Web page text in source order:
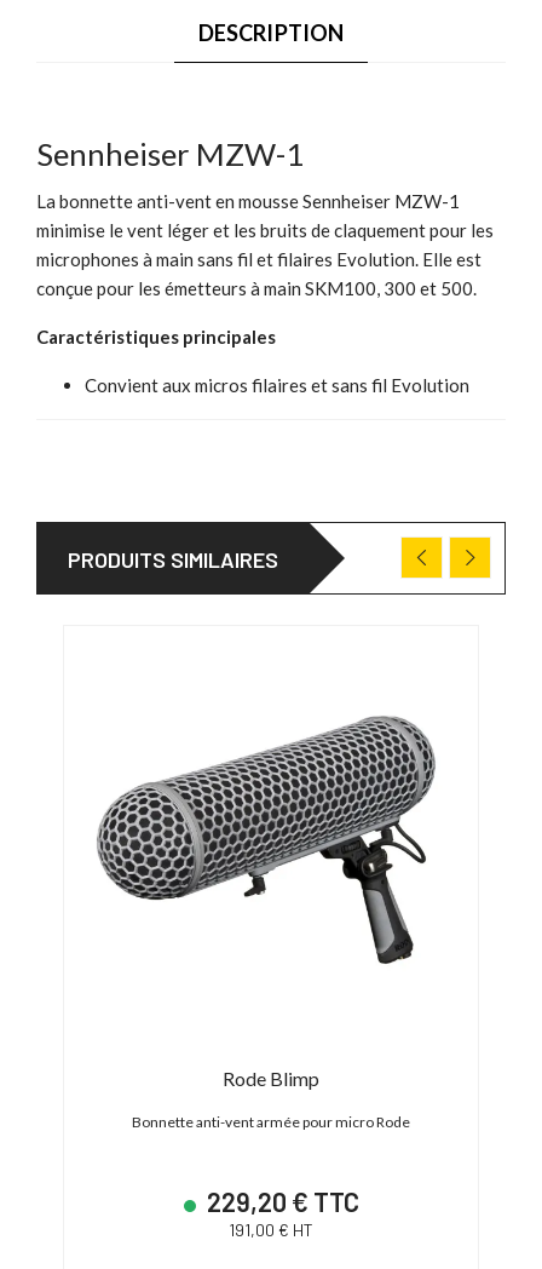
DESCRIPTION
Sennheiser MZW-1
La bonnette anti-vent en mousse Sennheiser MZW-1
minimise le vent léger et les bruits de claquement pour les
microphones à main sans fil et filaires Evolution. Elle est
conçue pour les émetteurs à main SKM100, 300 et 500.
Caractéristiques principales
Convient aux micros filaires et sans fil Evolution
PRODUITS SIMILAIRES
Rode Blimp
Bonnette anti-vent armée pour micro Rode
229,20 € TTC
191,00 € HT